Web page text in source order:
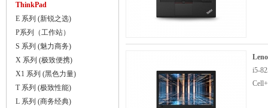
ThinkPad
E 系列 (新锐之选)
P系列（工作站）
S 系列 (魅力商务)
X 系列 (极致便携)
X1 系列 (黑色力量)
T 系列 (极致性能)
L 系列 (商务经典)
i5-